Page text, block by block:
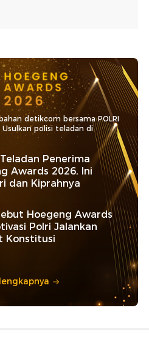
detikcom bersama POLRI
polisi teladan di
Penerima
Awards 2026, Ini
dan Kiprahnya
Hoegeng Awards
Polri Jalankan
Konstitusi